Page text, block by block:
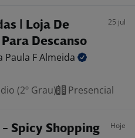
| Loja De
Descanso
25 jul
Paula FAlmeida
(2º Grau) Presencial
- Spicy Shopping
Hoje